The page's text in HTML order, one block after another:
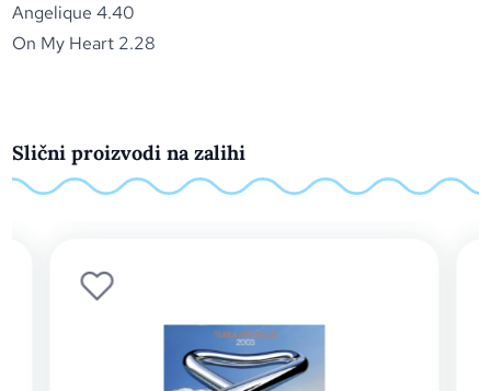
Angelique 4.40
On My Heart 2.28
Slični proizvodi na zalihi